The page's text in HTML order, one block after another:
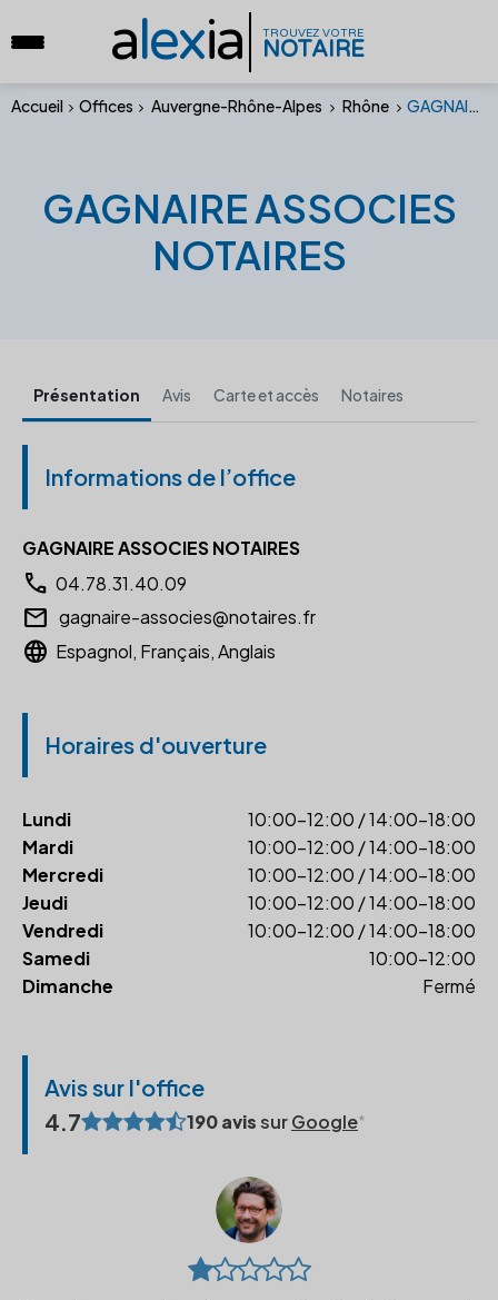
alexia TROUVEZ VOTRE
NOTAIRE
Accueil Offices Auvergne-Rhône-Alpes Rhône GAGNAIRE ASSOCIES NOTAIRES
GAGNAIRE ASSOCIES
NOTAIRES
Présentation Avis Carte et accès Notaires
Informations de l’office
GAGNAIRE ASSOCIES NOTAIRES
call 04.78.31.40.09
email gagnaire-associes@notaires.fr
language Espagnol, Français, Anglais
Horaires d'ouverture
Lundi
10:00-12:00 / 14:00-18:00
Mardi
10:00-12:00 / 14:00-18:00
Mercredi
10:00-12:00 / 14:00-18:00
Jeudi
10:00-12:00 / 14:00-18:00
Vendredi
10:00-12:00 / 14:00-18:00
Samedi
10:00-12:00
Dimanche
Fermé
Avis sur l'office
4.7
190 avissurGoogle